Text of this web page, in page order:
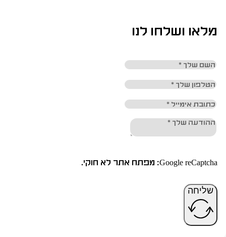
מלאו ושלחו לנו
Google reCaptcha: מפתח אתר לא חוקי.
שליחה